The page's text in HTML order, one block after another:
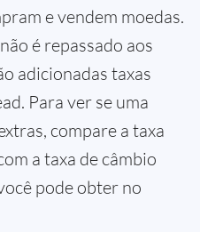
e vendem moedas.
é repassado aos
adicionadas taxas
Para ver se uma
compare a taxa
a taxa de câmbio
pode obter no